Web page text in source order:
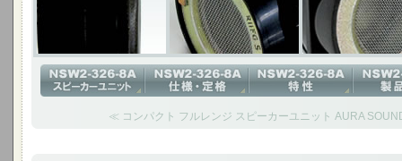
≪ コンパクト フルレンジ スピーカーユニット AURA